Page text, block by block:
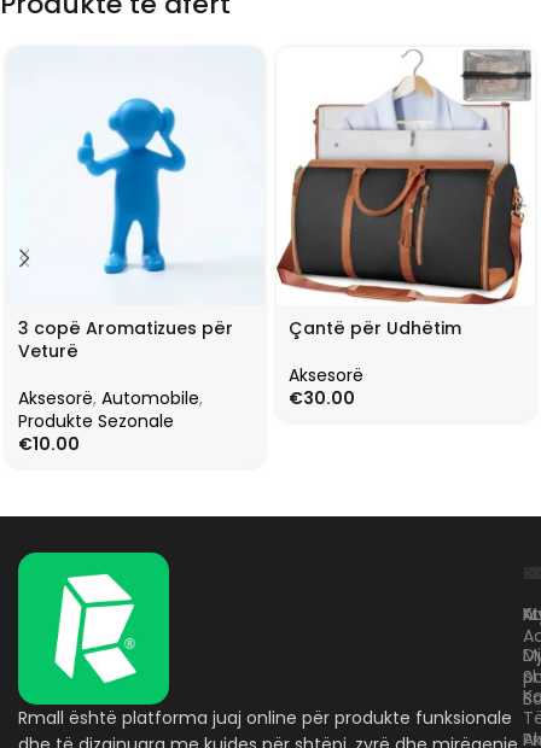
3 copë Aromatizues për
Veturë
Aksesorë, Automobile,
Produkte Sezonale
€10.00
Çantë për Udhëtim
Aksesorë
€30.00
Rmall është platforma juaj online për produkte funksionale